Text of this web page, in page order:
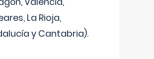
La Rioja,
y Cantabria).